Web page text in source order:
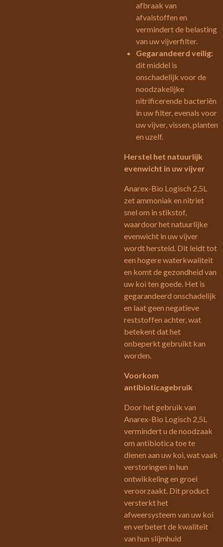
afbraak van
afvalstoffen en
vermindert de belasting
van uw vijverfilter.
Gegarandeerd veilig:
dit middel is
onschadelijk voor de
noodzakelijke
nitrificerende bacteriën
in uw filter, evenals voor
uw vijver, vissen, planten
en uzelf.
Herstel het natuurlijk
evenwicht in uw vijver
Anarex-Bio Logisch 2,5L
zet ammoniak en nitriet
snel om in stikstof,
waardoor het natuurlijke
evenwicht in uw vijver
wordt hersteld. Dit leidt tot
een hogere waterkwaliteit
en komt de gezondheid van
uw koi ten goede. Het is
gegarandeerd onschadelijk
en laat geen negatieve
reststoffen achter, wat
betekent dat het
onbeperkt gebruikt kan
worden.
Voorkom
antibioticagebruik
Door het gebruik van
Anarex-Bio Logisch 2,5L
vermindert u de noodzaak
om antibiotica toe te
dienen aan uw koi, wat vaak
verstoringen in hun
ontwikkeling en groei
veroorzaakt. Dit product
versterkt het
afweersysteem van uw koi
en verbetert de kwaliteit
van hun slijmhuid